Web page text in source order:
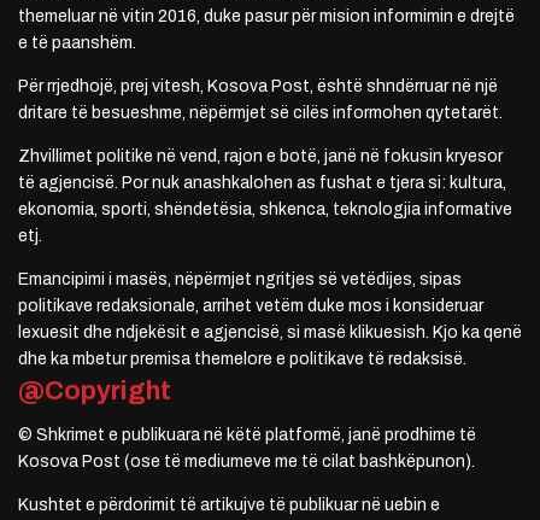
themeluar në vitin 2016, duke pasur për mision informimin e drejtë
e të paanshëm.
Për rrjedhojë, prej vitesh, Kosova Post, është shndërruar në një
dritare të besueshme, nëpërmjet së cilës informohen qytetarët.
Zhvillimet politike në vend, rajon e botë, janë në fokusin kryesor
të agjencisë. Por nuk anashkalohen as fushat e tjera si: kultura,
ekonomia, sporti, shëndetësia, shkenca, teknologjia informative
etj.
Emancipimi i masës, nëpërmjet ngritjes së vetëdijes, sipas
politikave redaksionale, arrihet vetëm duke mos i konsideruar
lexuesit dhe ndjekësit e agjencisë, si masë klikuesish. Kjo ka qenë
dhe ka mbetur premisa themelore e politikave të redaksisë.
@Copyright
© Shkrimet e publikuara në këtë platformë, janë prodhime të
Kosova Post (ose të mediumeve me të cilat bashkëpunon).
Kushtet e përdorimit të artikujve të publikuar në uebin e